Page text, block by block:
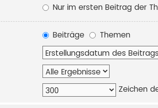
Nur im ersten Beitrag der
Beiträge
Themen
Zeichen